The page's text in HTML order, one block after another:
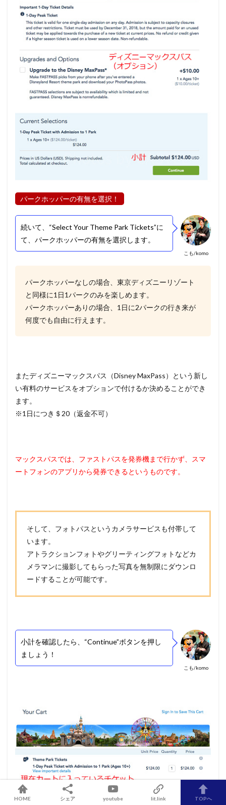
パークホッパーの有無を選択！
こも/komo
続いて、“Select Your Theme Park Tickets”に
て、パークホッパーの有無を選択します。
パークホッパーなしの場合、東京ディズニーリゾート
と同様に1日1パークのみを楽しめます。
パークホッパーありの場合、1日に2パークの行き来が
何度でも自由に行えます。
またディズニーマックスパス（Disney MaxPass）という新し
い有料のサービスをオプションで付けるか決めることができ
ます。
※1日につき＄20（返金不可）
マックスパスでは、ファストパスを発券機まで行かず、スマ
ートフォンのアプリから発券できるというものです。
そして、フォトパスというカメラサービスも付帯して
います。
アトラクションフォトやグリーティングフォトなどカ
メラマンに撮影してもらった写真を無制限にダウンロ
ードすることが可能です。
こも/komo
小計を確認したら、“Continue”ボタンを押し
ましょう！
HOME シェア youtube lit.link TOPへ